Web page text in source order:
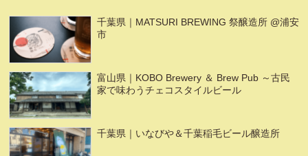
千葉県｜MATSURI BREWING 祭醸造所 @浦安
市
富山県｜KOBO Brewery ＆ Brew Pub ～古民
家で味わうチェコスタイルビール
千葉県｜いなびや＆千葉稲毛ビール醸造所